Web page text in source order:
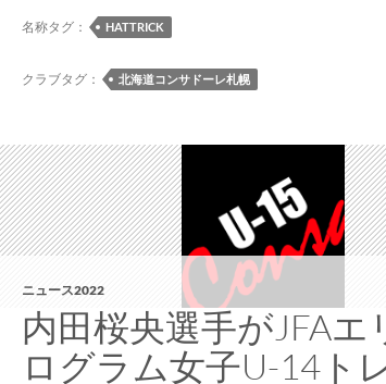
出
場
の
メ
モ
ア
ル
名称タグ： HATTRICK
クラブタグ： 北海道コンサドーレ札幌
ニュース2022
内田桜央選手がJFAエ
ログラム女子U-14ト